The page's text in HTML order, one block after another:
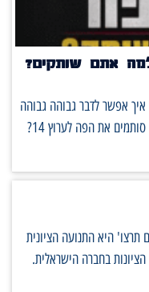
אפשר לדבר גבוהה גבוהה
על טוהר הבחירות ומנגד לשתוק כשאנרכיסטים סותמים את הפה לערוץ 14?
תרצו' היא התנועה הציונית
בחברה הישראלית.